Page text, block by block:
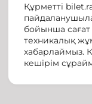
Құрметтi
бойынша сағат
техникалық
хабарлаймыз.
кешірім